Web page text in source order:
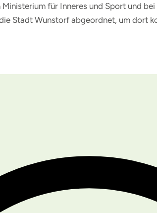
für Inneres und Sport und
Stadt Wunstorf abgeordnet, um dort